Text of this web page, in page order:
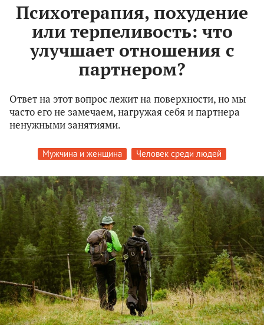
Психотерапия, похудение
или терпеливость: что
улучшает отношения с
партнером?
Ответ на этот вопрос лежит на поверхности, но мы
часто его не замечаем, нагружая себя и партнера
ненужными занятиями.
Мужчина и женщина Человек среди людей